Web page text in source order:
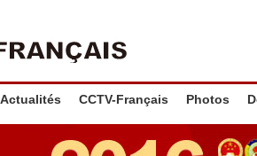
Actualités CCTV-Français Photos